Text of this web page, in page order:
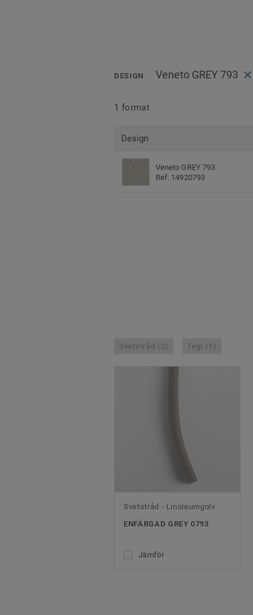
DESIGN Veneto GREY 793
1 format
Design
Veneto GREY 793
Ref. 14920793
Svetstråd (2) Tejp (1)
Svetstråd - Linoleumgolv
ENFÄRGAD GREY 0793
Jämför